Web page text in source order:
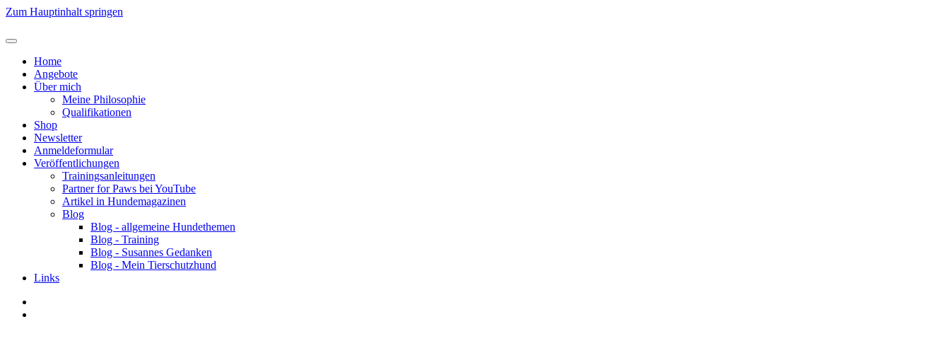
Zum Hauptinhalt springen
Home
Angebote
Über mich
Meine Philosophie
Qualifikationen
Shop
Newsletter
Anmeldeformular
Veröffentlichungen
Trainingsanleitungen
Partner for Paws bei YouTube
Artikel in Hundemagazinen
Blog
Blog - allgemeine Hundethemen
Blog - Training
Blog - Susannes Gedanken
Blog - Mein Tierschutzhund
Links